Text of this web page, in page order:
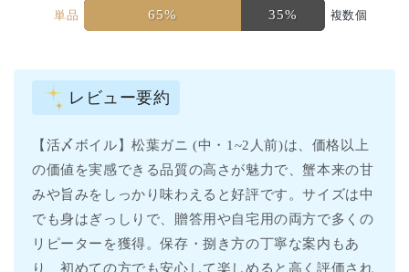
単品 65% 35% 複数個
レビュー要約
【活〆ボイル】松葉ガニ (中・1~2人前)は、価格以上
の価値を実感できる品質の高さが魅力で、蟹本来の甘
みや旨みをしっかり味わえると好評です。サイズは中
でも身はぎっしりで、贈答用や自宅用の両方で多くの
リピーターを獲得。保存・捌き方の丁寧な案内もあ
り、初めての方でも安心して楽しめると高く評価され